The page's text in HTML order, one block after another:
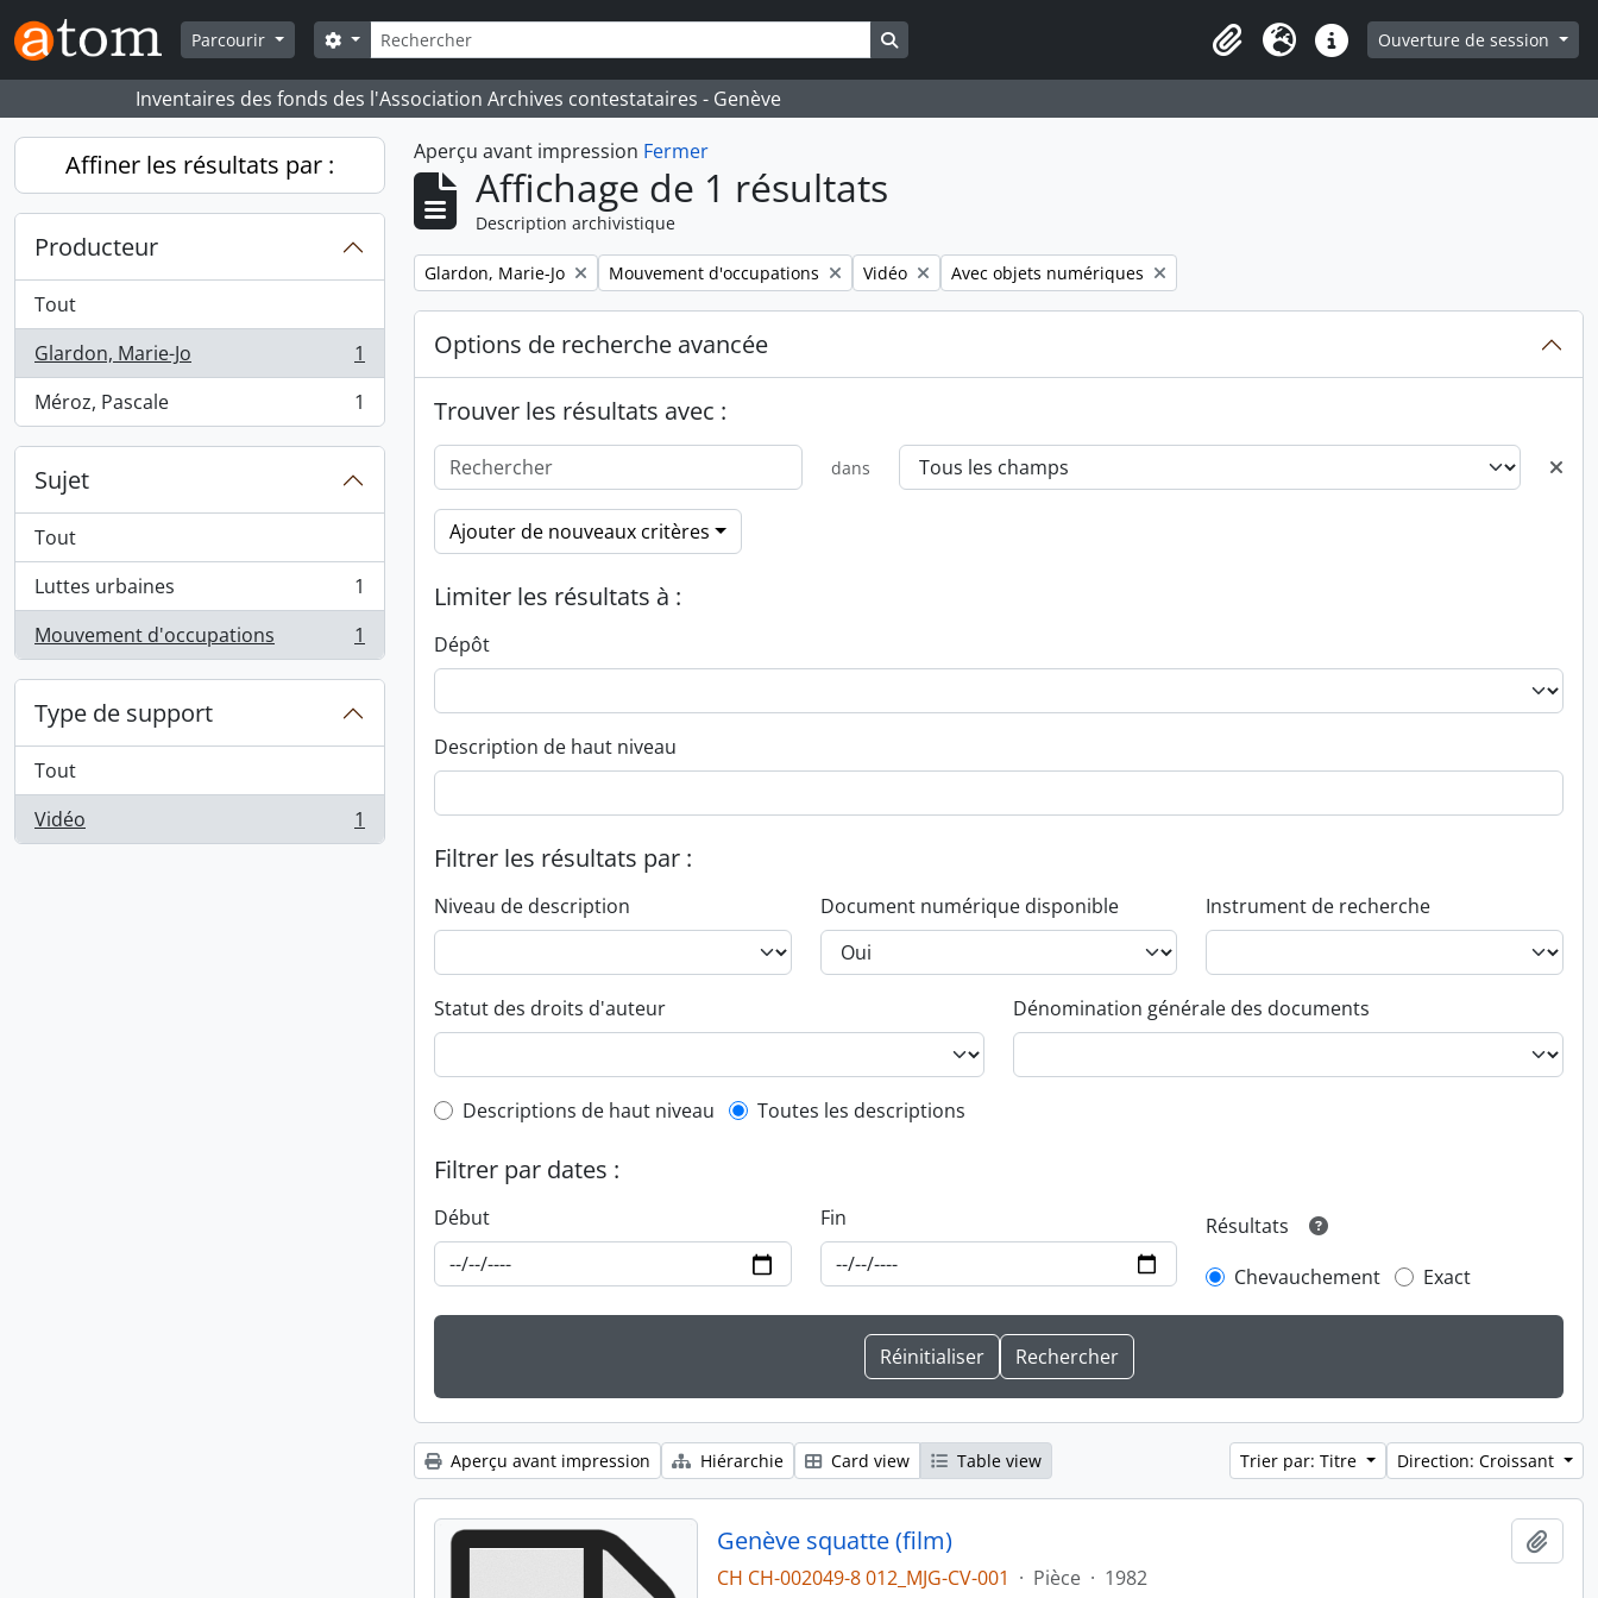
Skip to main content
Parcourir
Rechercher
Search options
Presse-papier
LangueLiens rapidesOuverture de session
Inventaires des fonds des l'Association Archives contestataires - Genève
Affiner les résultats par :
Producteur
Tout
Glardon, Marie-Jo
, 1 résultats
1
Méroz, Pascale
, 1 résultats 1
Sujet
Tout
Luttes urbaines
, 1 résultats
1
Mouvement d'occupations
, 1 résultats 1
Type de support
Tout
Vidéo
, 1 résultats 1
Aperçu avant impression Fermer
Affichage de 1 résultats
Description archivistique
Remove filter:
Glardon, Marie-Jo Remove filter:
Mouvement d'occupations Remove filter:
Vidéo Remove filter:
Avec objets numériques
Options de recherche avancée
Trouver les résultats avec :
dans
Ajouter de nouveaux critères
Limiter les résultats à :
Dépôt
Description de haut niveau
Filtrer les résultats par :
Niveau de description Document numérique disponible Instrument de recherche
Statut des droits d'auteur Dénomination générale des documents
Top-level description filter
Descriptions de haut niveau Toutes les descriptions
Filtrer par dates :
Début Fin
Résultats
Chevauchement
Exact
Aperçu avant impression Hiérarchie Card view Table view Trier par: Titre Direction: Croissant
Genève squatte (film)
CH CH-002049-8 012_MJG-CV-001 · Pièce · 1982